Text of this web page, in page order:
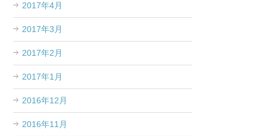
2017年4月
2017年3月
2017年2月
2017年1月
2016年12月
2016年11月